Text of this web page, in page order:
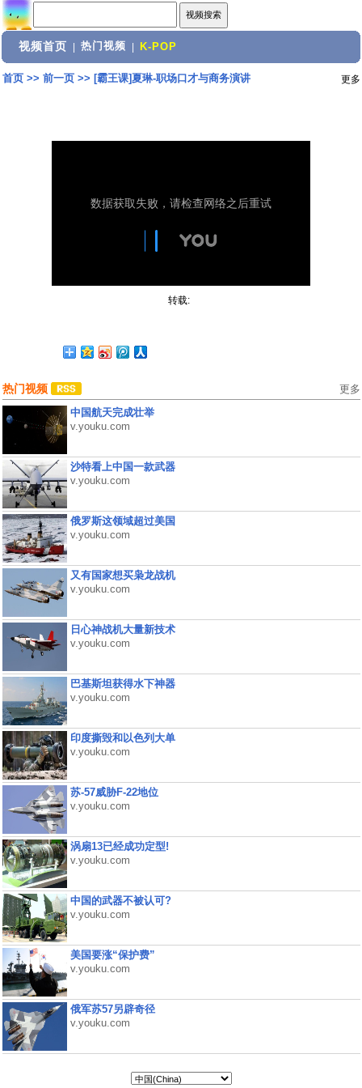
视频首页 热门视频 K-POP
首页>> 前一页>> [霸王课]夏琳-职场口才与商务演讲 更多
转载:
热门视频 更多
中国航天完成壮举
v.youku.com
沙特看上中国一款武器
v.youku.com
俄罗斯这领域超过美国
v.youku.com
又有国家想买枭龙战机
v.youku.com
日心神战机大量新技术
v.youku.com
巴基斯坦获得水下神器
v.youku.com
印度撕毁和以色列大单
v.youku.com
苏-57威胁F-22地位
v.youku.com
涡扇13已经成功定型!
v.youku.com
中国的武器不被认可?
v.youku.com
美国要涨“保护费”
v.youku.com
俄军苏57另辟奇径
v.youku.com